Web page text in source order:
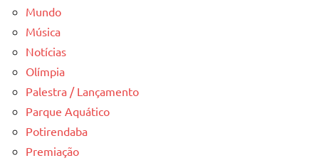
Mundo
Música
Notícias
Olímpia
Palestra / Lançamento
Parque Aquático
Potirendaba
Premiação